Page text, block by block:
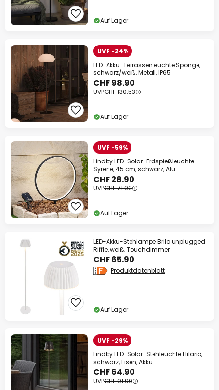
Auf Lager
UVP -24%
LED-Akku-Terrassenleuchte Sponge,
schwarz/weiß, Metall, IP65
CHF 98.90
UVPCHF 130.53
Auf Lager
UVP -59%
Lindby LED-Solar-Erdspießleuchte
Syrene, 45 cm, schwarz, Alu
CHF 28.90
UVPCHF 71.90
Auf Lager
LED-Akku-Stehlampe Brilo unplugged
Riffle, weiß, Touchdimmer
CHF 65.90
Produktdatenblatt
Auf Lager
UVP -29%
Lindby LED-Solar-Stehleuchte Hilario,
schwarz, Eisen, Akku
CHF 64.90
UVPCHF 91.90